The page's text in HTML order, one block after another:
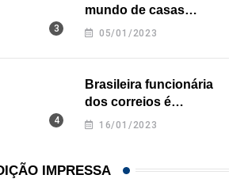
mundo de casas
impressas em 3D é
05/01/2023
Brasileira funcionária
dos correios é
assassinada a facadas
16/01/2023
IMPRESSA